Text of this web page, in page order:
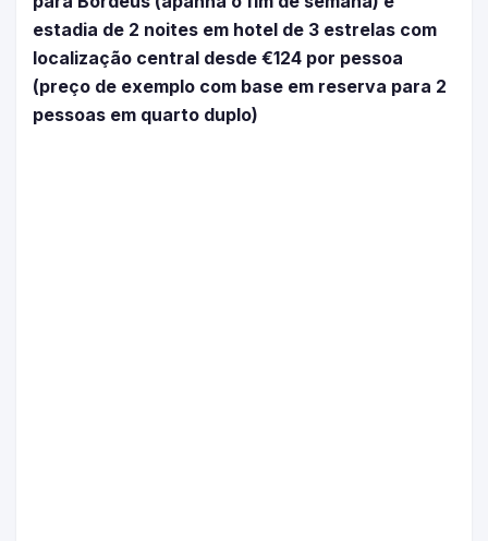
estadia de 2 noites em hotel de 3 estrelas com
localização central desde €124 por pessoa
(preço de exemplo com base em reserva para 2
pessoas em quarto duplo)